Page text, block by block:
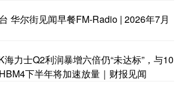
华尔街见闻早餐FM-Radio | 2026年7月
力士Q2利润暴增六倍仍“未达标”，与10
下半年将加速放量｜财报见闻